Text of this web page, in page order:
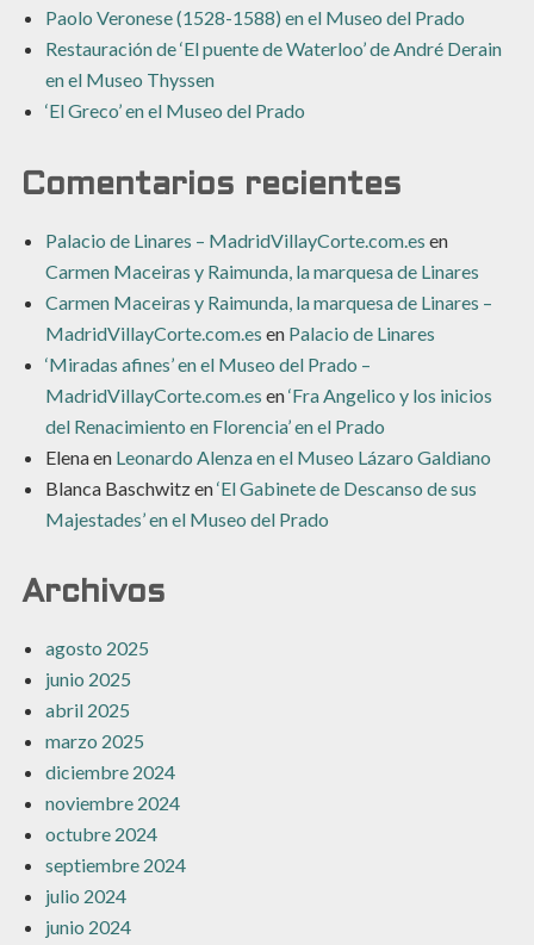
Paolo Veronese (1528-1588) en el Museo del Prado
Restauración de ‘El puente de Waterloo’ de André Derain
en el Museo Thyssen
‘El Greco’ en el Museo del Prado
Comentarios recientes
Palacio de Linares – MadridVillayCorte.com.es en
Carmen Maceiras y Raimunda, la marquesa de Linares
Carmen Maceiras y Raimunda, la marquesa de Linares –
MadridVillayCorte.com.es en Palacio de Linares
‘Miradas afines’ en el Museo del Prado –
MadridVillayCorte.com.es en‘Fra Angelico y los inicios
del Renacimiento en Florencia’ en el Prado
Elenaen Leonardo Alenza en el Museo Lázaro Galdiano
Blanca Baschwitzen‘El Gabinete de Descanso de sus
Majestades’ en el Museo del Prado
Archivos
agosto 2025
junio 2025
abril 2025
marzo 2025
diciembre 2024
noviembre 2024
octubre 2024
septiembre 2024
julio 2024
junio 2024